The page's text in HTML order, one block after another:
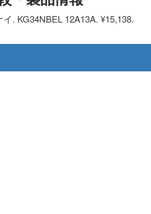
. KG34NBEL 12A13A. ¥15,138.